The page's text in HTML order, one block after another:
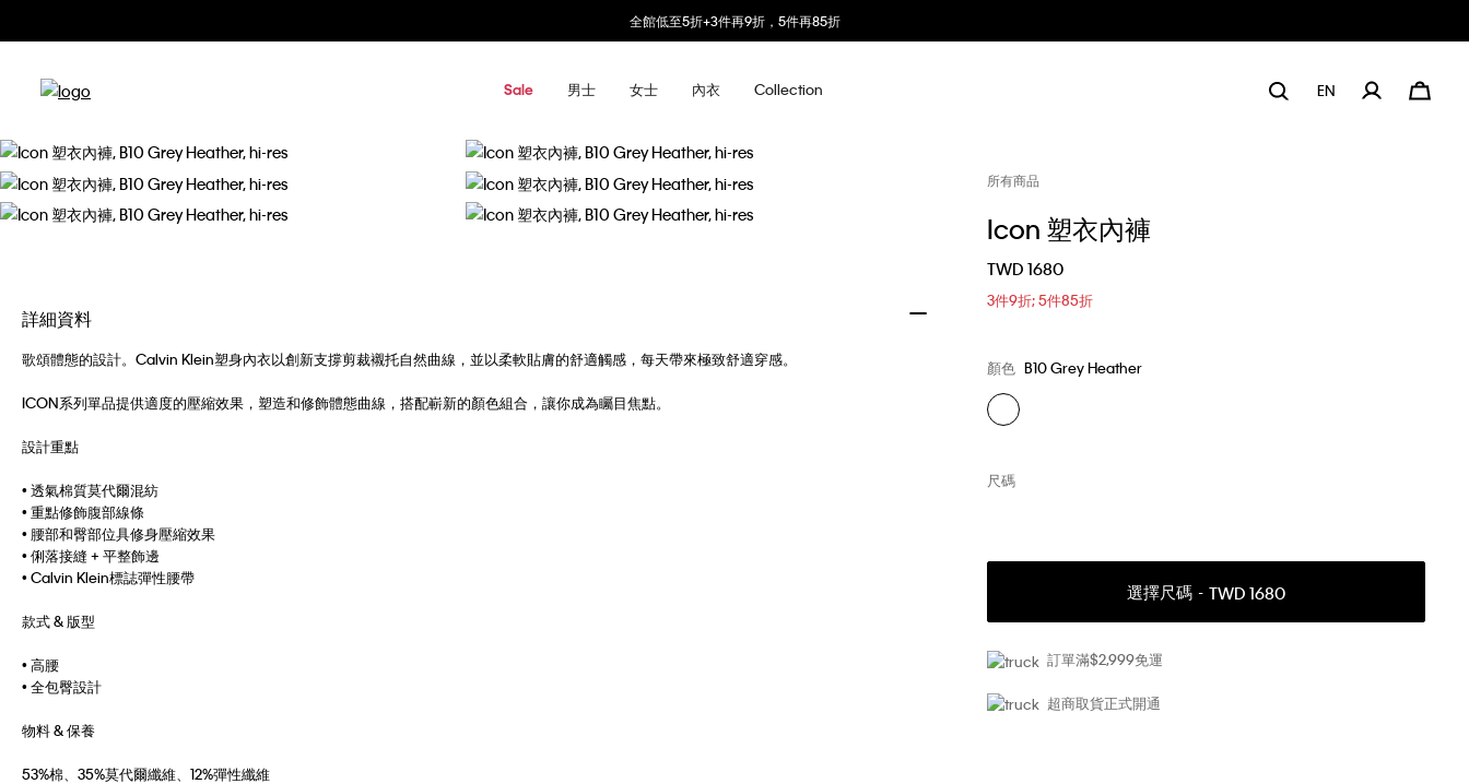
全館低至5折+3件再9折，5件再85折
Sale 男士 女士 內衣 Collection EN
詳細資料
歌頌體態的設計。Calvin Klein塑身內衣以創新支撐剪裁襯托自然曲線，並以柔軟貼膚的舒適觸感，每天帶來極致舒適穿感。
ICON系列單品提供適度的壓縮效果，塑造和修飾體態曲線，搭配嶄新的顏色組合，讓你成為矚目焦點。
設計重點
• 透氣棉質莫代爾混紡
• 重點修飾腹部線條
• 腰部和臀部位具修身壓縮效果
• 俐落接縫 + 平整飾邊
• Calvin Klein標誌彈性腰帶
款式 & 版型
• 高腰
• 全包臀設計
物料 & 保養
53%棉、35%莫代爾纖維、12%彈性纖維
所有商品
Icon 塑衣內褲
TWD 1680
3件9折; 5件85折
顏色 B10 Grey Heather
尺碼
選擇尺碼 TWD 1680
訂單滿$2,999免運
超商取貨正式開通